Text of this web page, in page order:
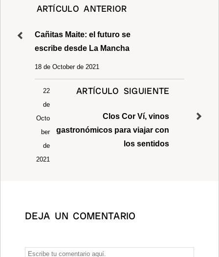
p
o
k
ARTÍCULO ANTERIOR
Cañitas Maite: el futuro se
escribe desde La Mancha
18 de October de 2021
ARTÍCULO SIGUIENTE
Clos Cor Ví, vinos
gastronómicos para viajar con
los sentidos
22
de
Octo
ber
de
2021
DEJA UN COMENTARIO